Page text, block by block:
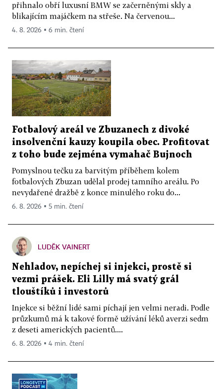
přihnalo obří luxusní BMW se začerněnými skly a
blikajícím majáčkem na střeše. Na červenou...
4. 8. 2026 ▪ 6 min. čtení
Fotbalový areál ve Zbuzanech z divoké
insolvenční kauzy koupila obec. Profitovat
z toho bude zejména vymahač Bujnoch
Pomyslnou tečku za barvitým příběhem kolem
fotbalových Zbuzan udělal prodej tamního areálu. Po
nevydařené dražbě z konce minulého roku do...
6. 8. 2026 ▪ 5 min. čtení
LUDĚK VAINERT
Nehladov, nepíchej si injekci, prostě si
vezmi prášek. Eli Lilly má svatý grál
tlouštíků i investorů
Injekce si běžní lidé sami píchají jen velmi neradi. Podle
průzkumů má k takové formě užívání léků averzi sedm
z deseti amerických pacientů....
6. 8. 2026 ▪ 4 min. čtení